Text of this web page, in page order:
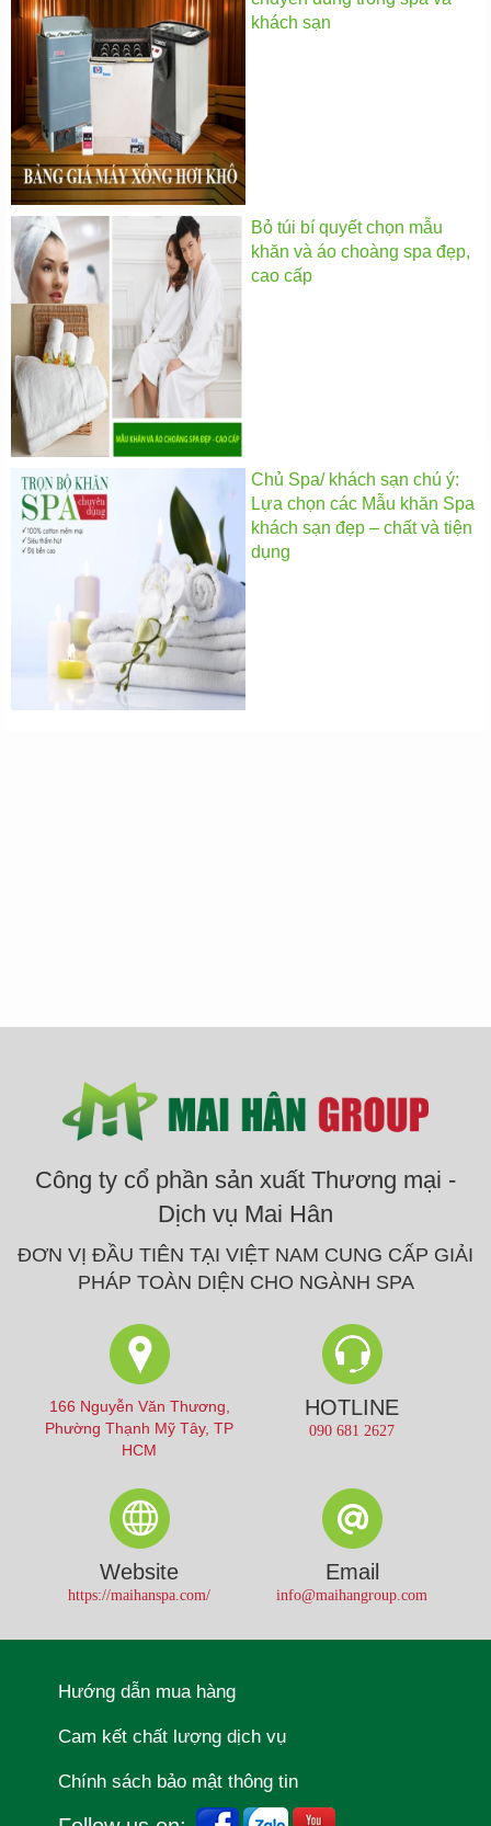
khăn và áo choàng spa đẹp,
cao cấp
Lựa chọn các Mẫu khăn Spa
khách sạn đẹp – chất và tiện
dụng
Công ty cổ phần sản xuất Thương mại -
Dịch vụ Mai Hân
ĐƠN VỊ ĐẦU TIÊN TẠI VIỆT NAM CUNG CẤP GIẢI
PHÁP TOÀN DIỆN CHO NGÀNH SPA
166 Nguyễn Văn Thương,
HCM
HOTLINE
090 681 2627
Website
https://maihanspa.com/
Email
info@maihangroup.com
Cam kết chất lượng dịch vụ
Chính sách bảo mật thông tin
Follow us on: